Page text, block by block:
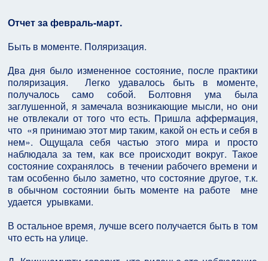
Отчет за февраль-март.
Быть в моменте. Поляризация.
Два дня было измененное состояние, после практики
поляризация. Легко удавалось быть в моменте,
получалось само собой. Болтовня ума была
заглушенной, я замечала возникающие мысли, но они
не отвлекали от того что есть. Пришла аффермация,
что «я принимаю этот мир таким, какой он есть и себя в
нем». Ощущала себя частью этого мира и просто
наблюдала за тем, как все происходит вокруг. Такое
состояние сохранялось в течении рабочего времени и
там особенно было заметно, что состояние другое, т.к.
в обычном состоянии быть моменте на работе мне
удается урывками.
В остальное время, лучше всего получается быть в том
что есть на улице.